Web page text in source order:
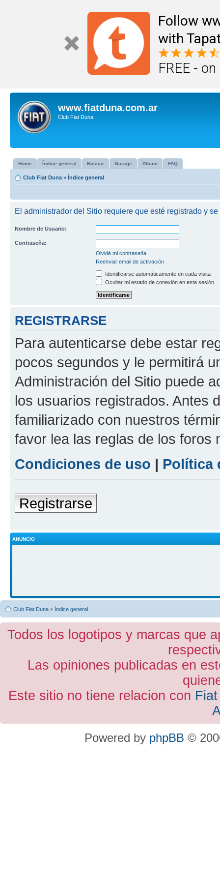
Follow
with
FREE -
www.fiatduna.com.ar
Club Fiat Duna
Home Índice general Buscar Garage Album FAQ
Club Fiat Duna » Índice general
El administrador del Sitio requiere que esté registrado y
Nombre de Usuario:
Contraseña:
Olvidé mi contraseña
Reenviar email de activación
Identificarse automáticamente en cada visita
Ocultar mi estado de conexión en esta sesión
REGISTRARSE
Para autenticarse debe estar
pocos segundos y le permitirá
Administración del Sitio puede
los usuarios registrados. Antes
familiarizado con nuestros
favor lea las reglas de los foros
Condiciones de uso | Política
Registrarse
ANUNCIO
Club Fiat Duna » Índice general
Todos los logotipos y marcas que
Las opiniones publicadas en
Este sitio no tiene relacion con
Powered by phpBB ©